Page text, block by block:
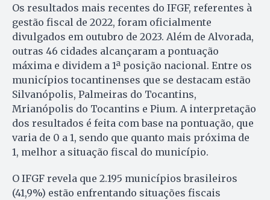
Os resultados mais recentes do IFGF, referentes à
gestão fiscal de 2022, foram oficialmente
divulgados em outubro de 2023. Além de Alvorada,
outras 46 cidades alcançaram a pontuação
máxima e dividem a 1ª posição nacional. Entre os
municípios tocantinenses que se destacam estão
Silvanópolis, Palmeiras do Tocantins,
Mrianópolis do Tocantins e Pium. A interpretação
dos resultados é feita com base na pontuação, que
varia de 0 a 1, sendo que quanto mais próxima de
1, melhor a situação fiscal do município.
O IFGF revela que 2.195 municípios brasileiros
(41,9%) estão enfrentando situações fiscais